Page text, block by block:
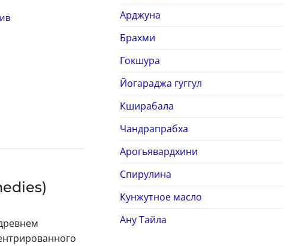
Арджуна
Брахми
Гокшура
Йогараджа гуггул
Кширабала
Чандрапрабха
Арогьявардхини
Спирулина
Кунжутное масло
Ану Тайла